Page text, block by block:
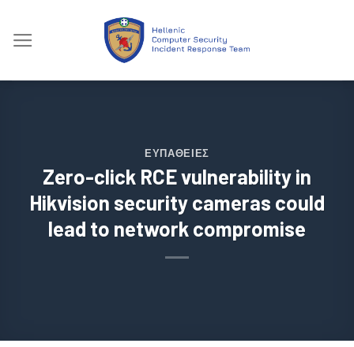
ΕΥΠΆΘΕΙΕΣ
Zero-click RCE vulnerability in
Hikvision security cameras could
lead to network compromise